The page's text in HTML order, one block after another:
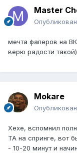
Master
мечта фаперов на
верю радости
Mokare
Хехе, вспомнил
ТА на спринге, вот
- 10-20 минут и